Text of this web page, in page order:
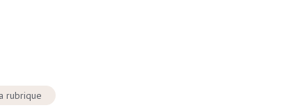
rubrique